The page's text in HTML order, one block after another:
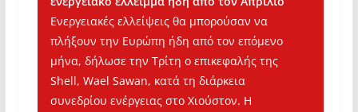
Ενεργειακές ελλείψεις θα μπορούσαν να
πλήξουν την Ευρώπη ήδη από τον επόμενο
μήνα, δήλωσε την Τρίτη ο επικεφαλής της
Shell, Wael Sawan, κατά τη διάρκεια
συνεδρίου ενέργειας στο Χιούστον. Η